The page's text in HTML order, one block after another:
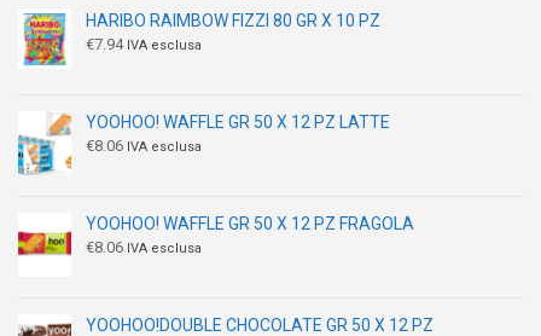
HARIBO RAIMBOW FIZZI 80 GR X 10 PZ
€7.94 IVA esclusa
YOOHOO! WAFFLE GR 50 X 12 PZ LATTE
€8.06 IVA esclusa
YOOHOO! WAFFLE GR 50 X 12 PZ FRAGOLA
€8.06 IVA esclusa
YOOHOO!DOUBLE CHOCOLATE GR 50 X 12 PZ